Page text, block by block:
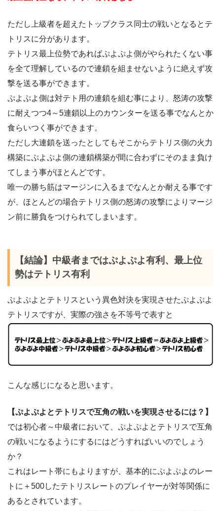
ただし上級者を超えたトップクラス同士の戦いとなるとテ
トリスに分があります。
テトリス最上位勢であればぷよぷよ側がやられたくない事
を全て理解しているので連鎖を組ませないように絶えず攻
撃を送る事ができます。
ぷよぷよ側は対テト用の連鎖を組む事により、怒涛の攻撃
に耐えつつ4～5連鎖以上のカウンターを送る事でなんとか
食らいつく事ができます。
ただし大連鎖を送ったとしてもそこからテトリス側の火力
構築にぷよぷよ側の連鎖構築が間に合わずにそのまま負け
てしまう事がほとんどです。
唯一の勝ち筋はマージンに入るまでなんとか耐える事です
が、ほとんどの場合テトリス側の怒涛の攻撃によりマージ
ン前に勝負をつけられてしまいます。
【結論】中級者まではぷよぷよ有利、最上位
勢はテトリス有利
ぷよぷよとテトリスという異色対決を実現させたぷよぷよ
テトリスですが、実際の強さを不等号で表すと
こんな感じになると思います。
【ぷよぷよとテトリスで互角の戦いを実現させるには？】
では初心者～中級者において、ぷよぷよとテトリスで互角
の戦いになるようにするにはどうすればいいのでしょう
か？
これはレート帯にもよりますが、基本的にぷよぷよのレー
トに＋500したテトリスレートのプレイヤーが対等関係に
あるとされています。